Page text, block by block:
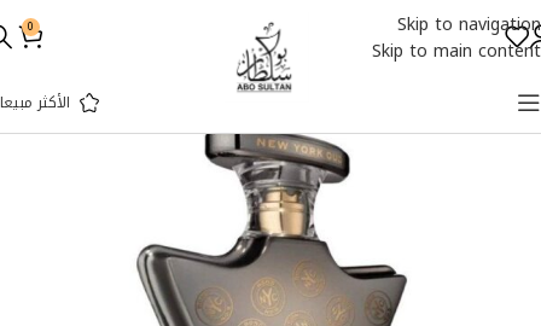
Skip to navigation
Skip to main content
0
الأكثر مبيعا